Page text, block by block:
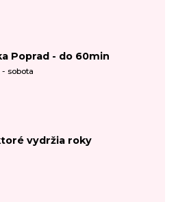
Poprad - do 60min
sobota
vydržia roky